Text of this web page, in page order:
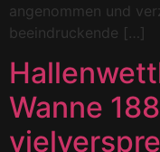
angenommen und
beeindruckende […]
Wanne